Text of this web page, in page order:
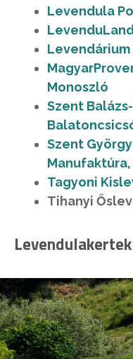
Levendula
Monoszló
Szent
Szent
Tagyoni
Tihanyi